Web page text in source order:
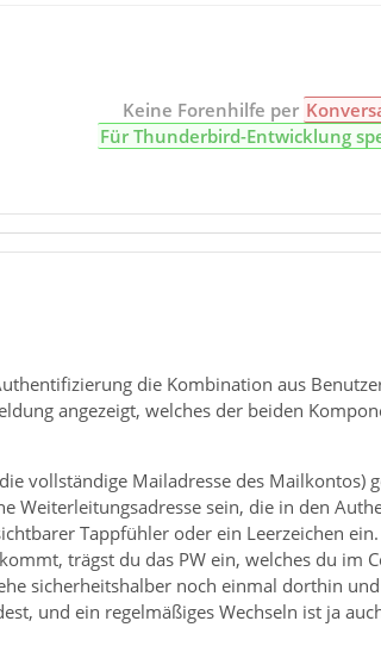
Keine Forenhilfe per
Für Thunderbird-Entwicklung
die Kombination aus
angezeigt, welches der beiden
vollständige Mailadresse des Mailkontos)
Weiterleitungsadresse sein, die in den
Tappfühler oder ein Leerzeichen ein.
trägst du das PW ein, welches du im
sicherheitshalber noch einmal dorthin
und ein regelmäßiges Wechseln ist ja